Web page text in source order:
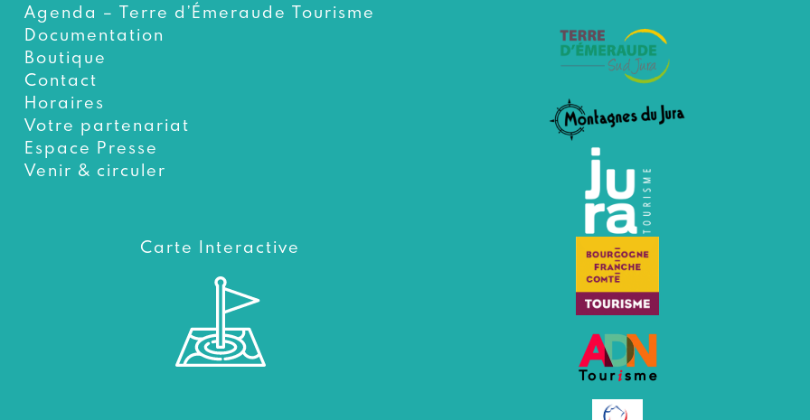
Agenda – Terre d’Émeraude Tourisme
Documentation
Boutique
Contact
Horaires
Votre partenariat
Espace Presse
Venir & circuler
Carte Interactive